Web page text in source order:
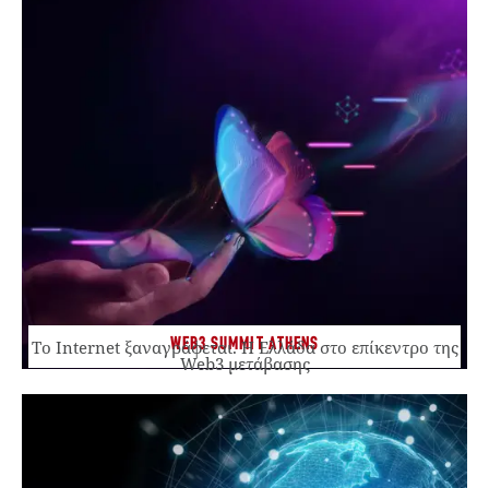
WEB3 SUMMIT ATHENS
Το Internet ξαναγράφεται. Η Ελλάδα στο επίκεντρο της
Web3 μετάβασης